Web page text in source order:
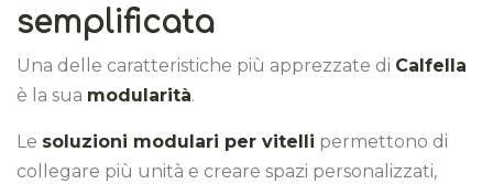
semplificata
Una delle caratteristiche più apprezzate di Calfella
è la sua modularità.
Le soluzioni modulari per vitelli permettono di
collegare più unità e creare spazi personalizzati,